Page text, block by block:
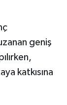
geniş
katkısına